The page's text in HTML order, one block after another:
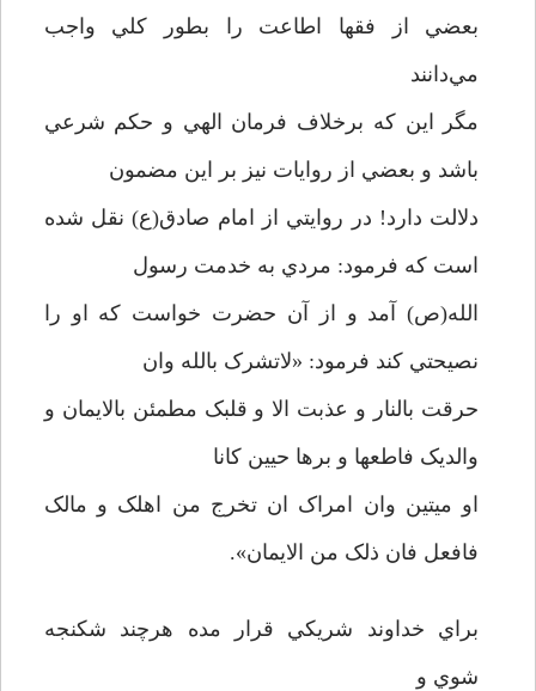
بعضي از فقها اطاعت را بطور کلي واجب
مي‌دانند
مگر اين که برخلاف فرمان الهي و حکم شرعي
باشد و بعضي از روايات نيز بر اين مضمون
دلالت دارد! در روايتي از امام صادق(ع) نقل شده
است که فرمود: مردي به خدمت رسول
الله(ص) آمد و از آن حضرت خواست که او را
نصيحتي کند فرمود: «لاتشرک بالله وان
حرقت بالنار و عذبت الا و قلبک مطمئن بالايمان و
والديک فاطعها و برها حيين کانا
او ميتين وان امراک ان تخرج من اهلک و مالک
فافعل فان ذلک من الايمان».
براي خداوند شريکي قرار مده هرچند شکنجه
شوي و